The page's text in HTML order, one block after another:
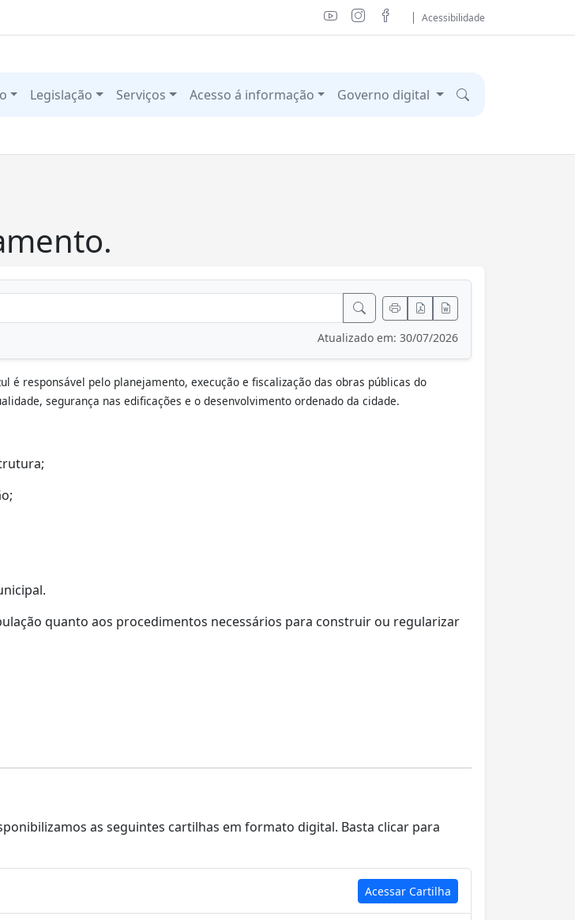
Acessibilidade
Legislação Serviços Acesso á informação Governo digital
Atualizado em: 30/07/2026
é responsável pelo planejamento, execução e fiscalização das obras públicas do
segurança nas edificações e o desenvolvimento ordenado da cidade.
quanto aos procedimentos necessários para construir ou regularizar
as seguintes cartilhas em formato digital. Basta clicar para
Acessar Cartilha